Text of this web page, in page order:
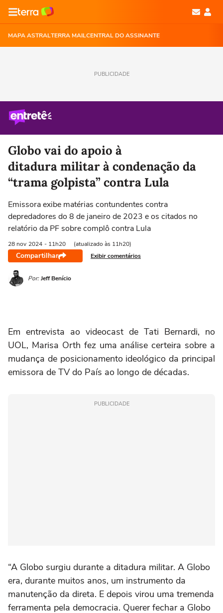
MAPA ASTRALTERRA MAILCENTRAL DO ASSINANTE
PUBLICIDADE
Globo vai do apoio à
ditadura militar à condenação da
“trama golpista” contra Lula
Emissora exibe matérias contundentes contra
depredadores do 8 de janeiro de 2023 e os citados no
relatório da PF sobre complô contra Lula
28 nov 2024 - 11h20 (atualizado às 11h20)
Compartilhar Exibir comentários
Por: Jeff Benício
Em entrevista ao videocast de Tati Bernardi, no
UOL, Marisa Orth fez uma análise certeira sobre a
mudança de posicionamento ideológico da principal
emissora de TV do País ao longo de décadas.
PUBLICIDADE
“A Globo surgiu durante a ditadura militar. A Globo
era, durante muitos anos, um instrumento da
manutenção da direta. E depois virou uma tremenda
ferramenta pela democracia. Querer fechar a Globo